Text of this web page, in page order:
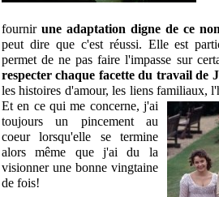
fournir une adaptation digne de ce
peut dire que c'est réussi. Elle est
permet de ne pas faire l'impasse sur
respecter chaque facette du travail de
les histoires d'amour, les liens familiaux,
Et en ce qui me concerne, j'ai
toujours un pincement au
coeur lorsqu'elle se termine
alors même que j'ai du la
visionner une bonne vingtaine
de fois!